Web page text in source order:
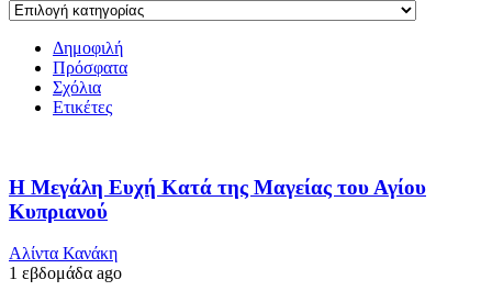
Δημοφιλή
Πρόσφατα
Σχόλια
Ετικέτες
Η Μεγάλη Ευχή Κατά της Μαγείας του Αγίου
Κυπριανού
Αλίντα Κανάκη
1 εβδομάδα ago